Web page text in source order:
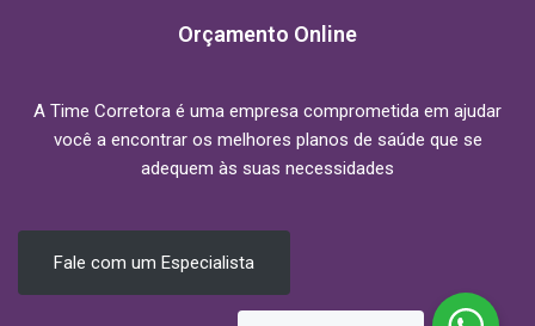
Orçamento Online
A Time Corretora é uma empresa comprometida em ajudar
você a encontrar os melhores planos de saúde que se
adequem às suas necessidades
Fale com um Especialista